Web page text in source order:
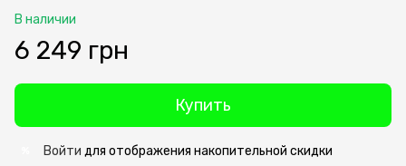
В наличии
6 249 грн
Купить
Войти для отображения накопительной скидки